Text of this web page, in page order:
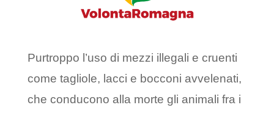
Purtroppo l’uso di mezzi illegali e cruenti
come tagliole, lacci e bocconi avvelenati,
che conducono alla morte gli animali fra i